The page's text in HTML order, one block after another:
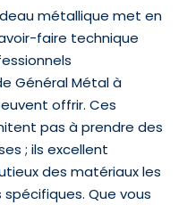
métallique met en
faire technique
Général Métal à
offrir. Ces
pas à prendre des
; ils excellent
des matériaux les
Que vous